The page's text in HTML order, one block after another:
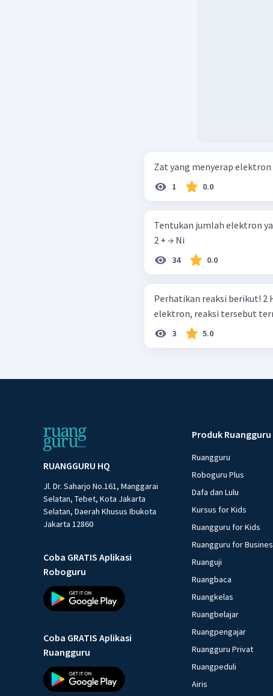
Zat yang menyerap
1 0.0
Tentukan jumlah elektron
2 + → Ni
34 0.0
Perhatikan reaksi berikut! 2 H + + 2 e − → H 2 ​ Berdasarkan keterlibatan
elektron, reaksi tersebut
3 5.0
RUANGGURU HQ
Jl. Dr. Saharjo No.161, Manggarai
Selatan, Tebet, Kota Jakarta
Selatan, Daerah Khusus Ibukota
Jakarta 12860
Coba GRATIS Aplikasi
Roboguru
Coba GRATIS Aplikasi
Ruangguru
Produk Ruangguru
Ruangguru
Roboguru Plus
Dafa dan Lulu
Kursus for Kids
Ruangguru for Kids
Ruangguru for
Ruanguji
Ruangbaca
Ruangkelas
Ruangbelajar
Ruangpengajar
Ruangguru Privat
Ruangpeduli
Airis